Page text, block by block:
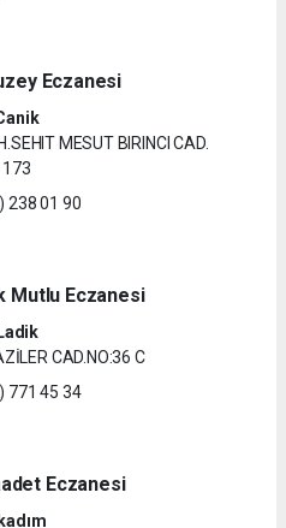
Eczanesi
MESUT BIRINCI CAD.
173
238 01 90
Mutlu Eczanesi
Ladik
CAD.NO:36 C
771 45 34
Eczanesi